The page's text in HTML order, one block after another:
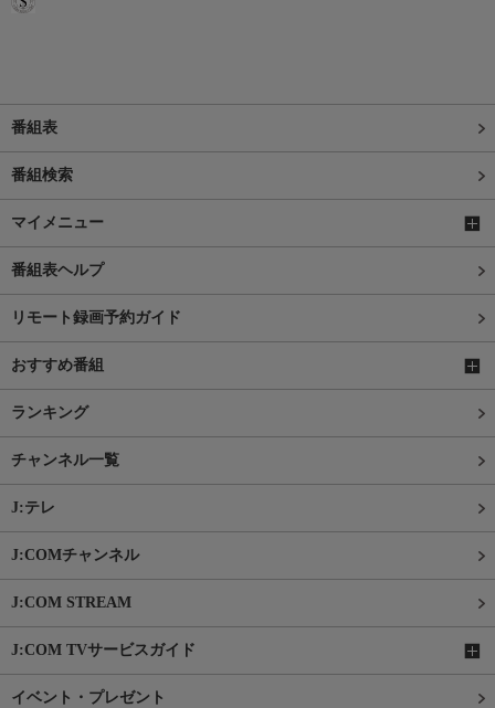
番組表
番組検索
マイメニュー
番組表ヘルプ
リモート録画予約ガイド
おすすめ番組
ランキング
チャンネル一覧
J:テレ
J:COMチャンネル
J:COM STREAM
J:COM TVサービスガイド
イベント・プレゼント